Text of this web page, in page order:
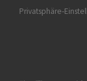
Privatsphäre-